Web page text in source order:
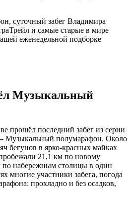
суточный забег Владимира
и самые старые в мире
еженедельной подборке
Музыкальный
прошёл последний забег из серии
Музыкальный полумарафон. Около
бегунов в ярко-красных майках
21,1 км по новому
набережным столицы в один
многие участники забега, погода
прохладно и без осадков,